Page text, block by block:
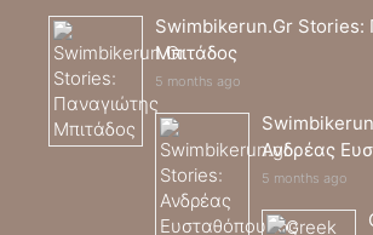
Swimbikerun.Gr Stories:
Μπιτάδος
5 months ago
Ανδρέας
5 months ago